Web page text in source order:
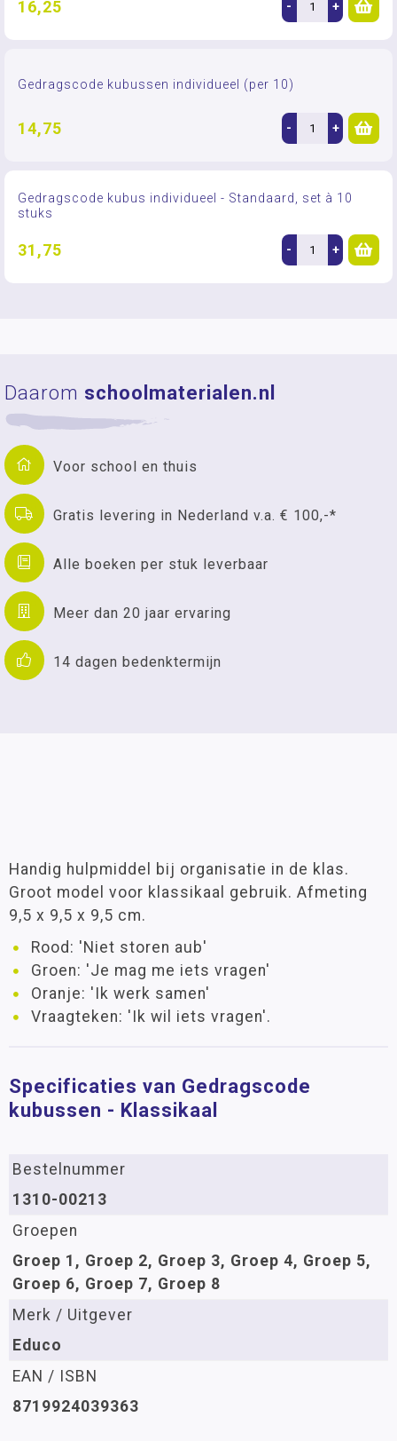
16,25 - +
Gedragscode kubussen individueel (per 10)
14,75 - +
Gedragscode kubus individueel - Standaard, set à 10
stuks
31,75 - +
Daarom schoolmaterialen.nl
Voor school en thuis
Gratis levering in Nederland v.a. € 100,-*
Alle boeken per stuk leverbaar
Meer dan 20 jaar ervaring
14 dagen bedenktermijn
Handig hulpmiddel bij organisatie in de klas.
Groot model voor klassikaal gebruik. Afmeting
9,5 x 9,5 x 9,5 cm.
Rood: 'Niet storen aub'
Groen: 'Je mag me iets vragen'
Oranje: 'Ik werk samen'
Vraagteken: 'Ik wil iets vragen'.
Specificaties van Gedragscode
kubussen - Klassikaal
Bestelnummer
1310-00213
Groepen
Groep 1, Groep 2, Groep 3, Groep 4, Groep 5,
Groep 6, Groep 7, Groep 8
Merk / Uitgever
Educo
EAN / ISBN
8719924039363